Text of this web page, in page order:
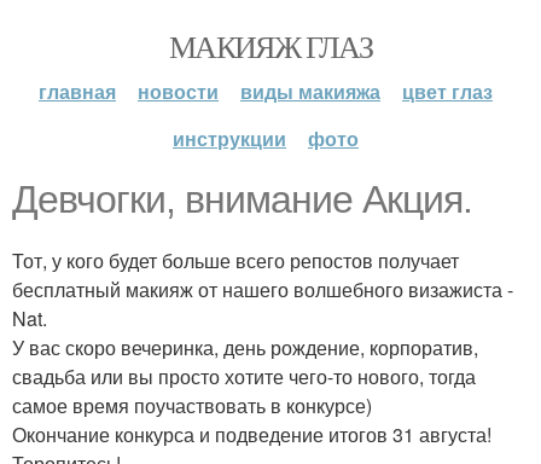
МАКИЯЖ ГЛАЗ
главная новости виды макияжа
цвет глаз
инструкции
фото
Девчогки, внимание Акция.
Тот, у кого будет больше всего репостов получает
бесплатный макияж от нашего волшебного визажиста -
Nat.
У вас скоро вечеринка, день рождение, корпоратив,
свадьба или вы просто хотите чего-то нового, тогда
самое время поучаствовать в конкурсе)
Окончание конкурса и подведение итогов 31 августа!